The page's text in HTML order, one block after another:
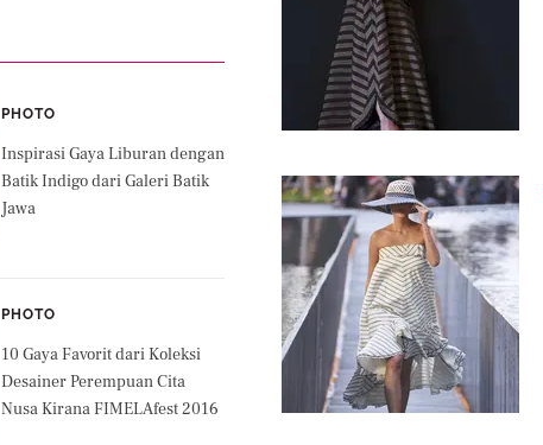
PHOTO
Inspirasi Gaya Liburan dengan
Batik Indigo dari Galeri Batik
Jawa
PHOTO
10 Gaya Favorit dari Koleksi
Desainer Perempuan Cita
Nusa Kirana FIMELAfest 2016